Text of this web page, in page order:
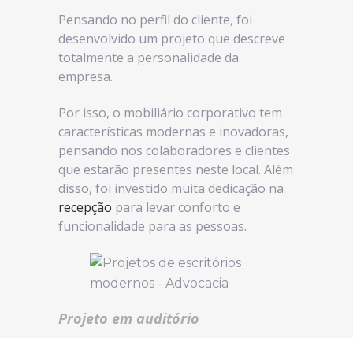
Pensando no perfil do cliente, foi
desenvolvido um projeto que descreve
totalmente a personalidade da
empresa.
Por isso, o mobiliário corporativo tem
características modernas e inovadoras,
pensando nos colaboradores e clientes
que estarão presentes neste local. Além
disso, foi investido muita dedicação na
recepção para levar conforto e
funcionalidade para as pessoas.
Projeto em auditório